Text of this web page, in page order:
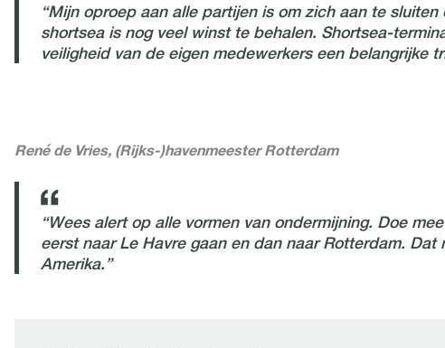
“Mijn oproep aan alle partijen is om zich aan te
shortsea is nog veel winst te behalen. Shortsea-
veiligheid van de eigen medewerkers een belangrijke
René de Vries, (Rijks-)havenmeester Rotterdam
“Wees alert op alle vormen van ondermijning. Doe
eerst naar Le Havre gaan en dan naar Rotterdam.
Amerika.”